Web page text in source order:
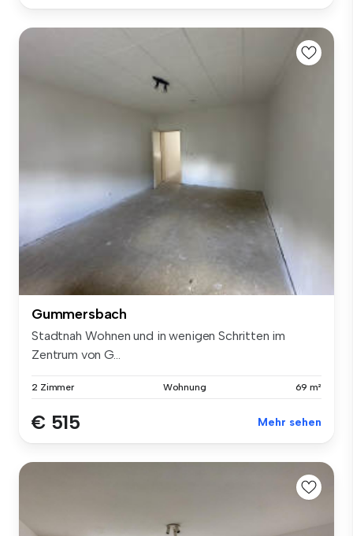
Gummersbach
Stadtnah Wohnen und in wenigen Schritten im
Zentrum von G...
2 Zimmer Wohnung 69 m²
€ 515 Mehr sehen